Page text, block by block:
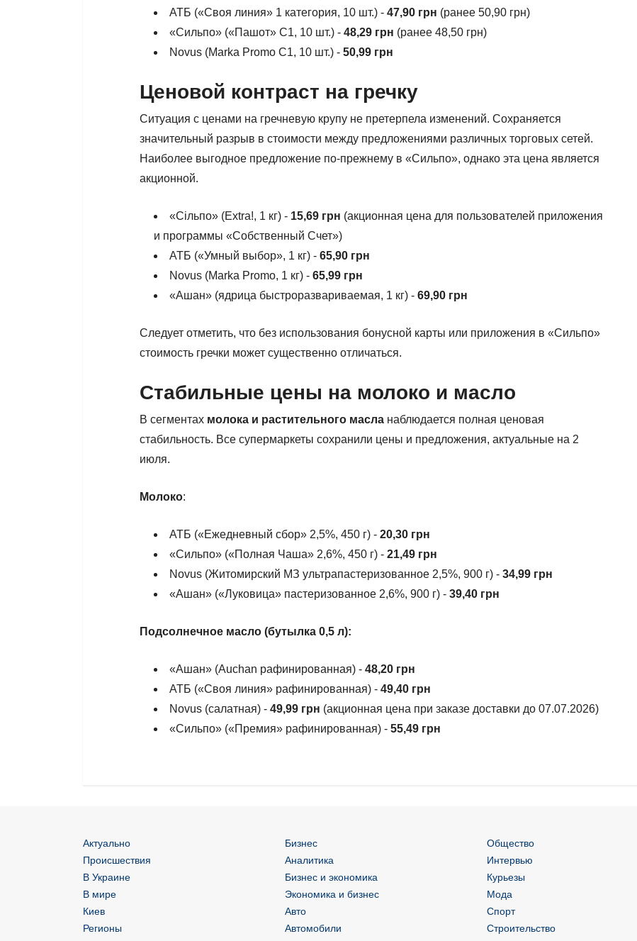
АТБ («Своя линия» 1 категория, 10 шт.) - 47,90 грн (ранее 50,90 грн)
«Сильпо» («Пашот» С1, 10 шт.) - 48,29 грн (ранее 48,50 грн)
Novus (Marka Promo С1, 10 шт.) - 50,99 грн
Ценовой контраст на гречку
Ситуация с ценами на гречневую крупу не претерпела изменений. Сохраняется
значительный разрыв в стоимости между предложениями различных торговых сетей.
Наиболее выгодное предложение по-прежнему в «Сильпо», однако эта цена является
акционной.
«Сільпо» (Extra!, 1 кг) - 15,69 грн (акционная цена для пользователей приложения
и программы «Собственный Счет»)
АТБ («Умный выбор», 1 кг) - 65,90 грн
Novus (Marka Promo, 1 кг) - 65,99 грн
«Ашан» (ядрица быстроразвариваемая, 1 кг) - 69,90 грн
Следует отметить, что без использования бонусной карты или приложения в «Сильпо»
стоимость гречки может существенно отличаться.
Стабильные цены на молоко и масло
В сегментах молока и растительного масла наблюдается полная ценовая
стабильность. Все супермаркеты сохранили цены и предложения, актуальные на 2
июля.
Молоко:
АТБ («Ежедневный сбор» 2,5%, 450 г) - 20,30 грн
«Сильпо» («Полная Чаша» 2,6%, 450 г) - 21,49 грн
Novus (Житомирский МЗ ультрапастеризованное 2,5%, 900 г) - 34,99 грн
«Ашан» («Луковица» пастеризованное 2,6%, 900 г) - 39,40 грн
Подсолнечное масло (бутылка 0,5 л):
«Ашан» (Auchan рафинированная) - 48,20 грн
АТБ («Своя линия» рафинированная) - 49,40 грн
Novus (салатная) - 49,99 грн (акционная цена при заказе доставки до 07.07.2026)
«Сильпо» («Премия» рафинированная) - 55,49 грн
Актуально
Происшествия
В Украине
В мире
Киев
Регионы
Бизнес
Аналитика
Бизнес и экономика
Экономика и бизнес
Авто
Автомобили
Общество
Интервью
Курьезы
Мода
Спорт
Строительство